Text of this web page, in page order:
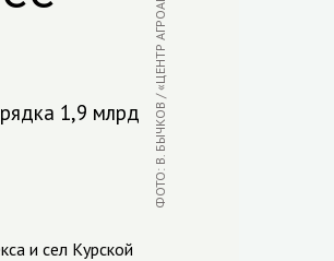
1,9 млрд
ФОТО: В. БЫЧКОВ / «ЦЕНТР АГРОАНАЛИТИКИ»
и сел Курской